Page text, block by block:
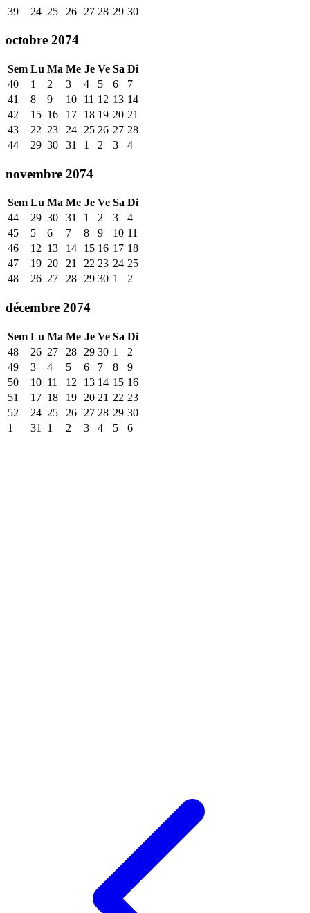
39
24 25 26 27 28 29 30
octobre 2074
Sem Lu Ma Me Je Ve Sa Di
40
1 2 3 4 5 6
7
41
8 9 10 11 12 13 14
42
15 16 17 18 19 20 21
43
22 23 24 25 26 27 28
44
29 30 31 1 2 3 4
novembre 2074
Sem Lu Ma Me Je Ve Sa Di
44
29 30 31 1 2 3
4
45
5 6 7 8 9 10 11
46
12 13 14 15 16 17 18
47
19 20 21 22 23 24 25
48
26 27 28 29 30 1 2
décembre 2074
Sem Lu Ma Me Je Ve Sa Di
48
26 27 28 29 30 1
2
49
3 4 5 6 7 8
9
50
10 11 12 13 14 15 16
51
17 18 19 20 21 22 23
52
24 25 26 27 28 29 30
1
31 1 2 3 4 5 6